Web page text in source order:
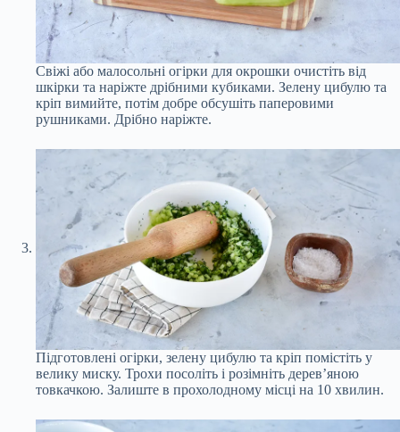
Свіжі або малосольні огірки для окрошки очистіть від
шкірки та наріжте дрібними кубиками. Зелену цибулю та
кріп вимийте, потім добре обсушіть паперовими
рушниками. Дрібно наріжте.
Підготовлені огірки, зелену цибулю та кріп помістіть у
велику миску. Трохи посоліть і розімніть дерев’яною
товкачкою. Залиште в прохолодному місці на 10 хвилин.